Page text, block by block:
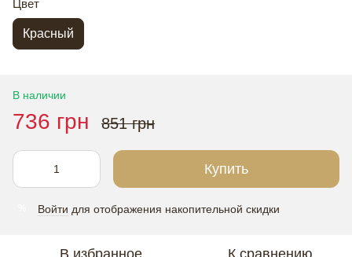
Цвет
Красный
В наличии
736 грн 851 грн
Купить
Войти для отображения накопительной скидки
В избранное К сравнению